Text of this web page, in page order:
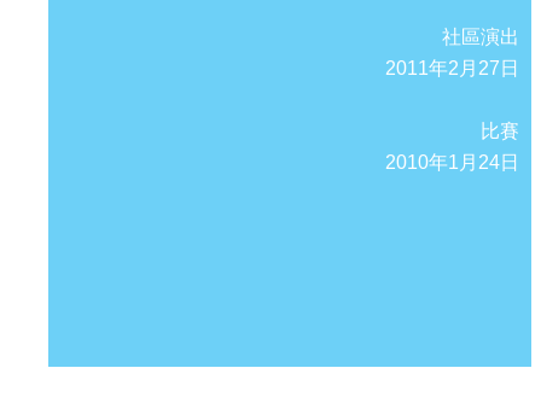
社區演出
2011年2月27日
比賽
2010年1月24日